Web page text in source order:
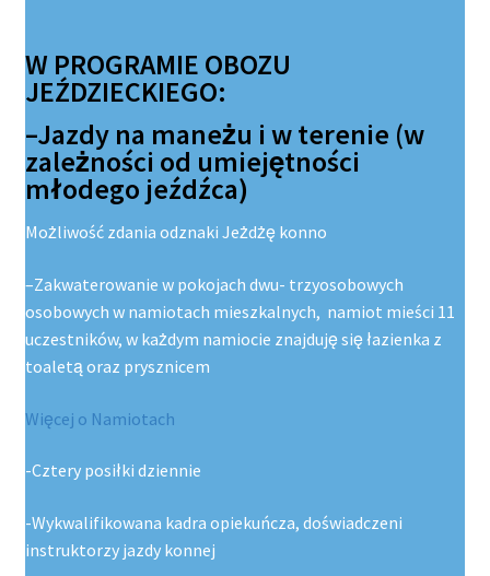
W PROGRAMIE OBOZU
JEŹDZIECKIEGO:
–Jazdy na maneżu i w terenie (w
zależności od umiejętności
młodego jeźdźca)
Możliwość zdania odznaki Jeżdżę konno
–Zakwaterowanie w pokojach dwu- trzyosobowych
osobowych w namiotach mieszkalnych, namiot mieści 11
uczestników, w każdym namiocie znajduję się łazienka z
toaletą oraz prysznicem
Więcej o Namiotach
-Cztery posiłki dziennie
-Wykwalifikowana kadra opiekuńcza, doświadczeni
instruktorzy jazdy konnej